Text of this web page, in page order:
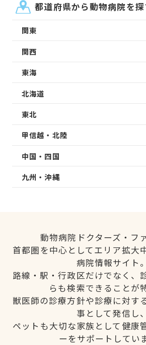
都道府県から動物病院を探
関東
関西
東海
北海道
東北
甲信越・北陸
中国・四国
九州・沖縄
動物病院ドクターズ・フ
首都圏を中心としてエリア拡大
病院情報サイト。
路線・駅・行政区だけでなく、
らも検索できることが
獣医師の診療方針や診療に対す
事として発信し、
ペットも大切な家族として健康
ーをサポートしてい